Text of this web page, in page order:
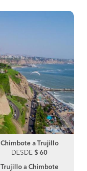
Chimbote a Trujillo
DESDE $ 60
Trujillo a Chimbote